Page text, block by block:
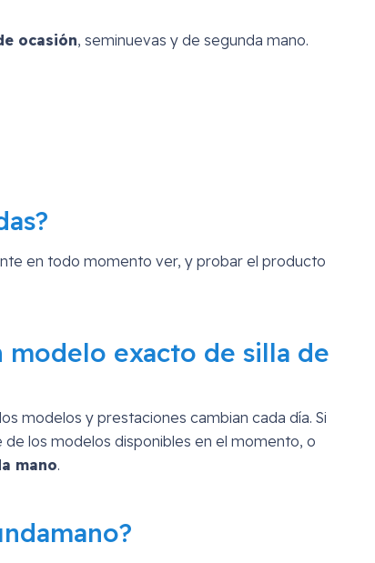
ocasión, seminuevas y de segunda mano.
en todo momento ver, y probar el producto
modelo exacto de silla de
modelos y prestaciones cambian cada día. Si
los modelos disponibles en el momento, o
mano.